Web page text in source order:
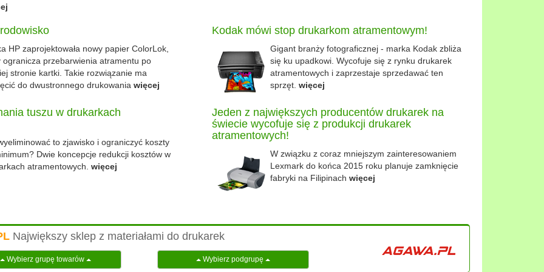
HP zaprojektowała nowy papier ColorLok,
ogranicza przebarwienia atramentu po
stronie kartki. Takie rozwiązanie ma
do dwustronnego drukowania więcej
Kodak mówi stop drukarkom atramentowym!
Gigant branży fotograficznej - marka Kodak zbliża
się ku upadkowi. Wycofuje się z rynku drukarek
atramentowych i zaprzestaje sprzedawać ten
sprzęt. więcej
tuszu w drukarkach
to zjawisko i ograniczyć koszty
Dwie koncepcje redukcji kosztów w
atramentowych. więcej
Jeden z największych producentów drukarek na
świecie wycofuje się z produkcji drukarek
atramentowych!
W związku z coraz mniejszym zainteresowaniem
Lexmark do końca 2015 roku planuje zamknięcie
fabryki na Filipinach więcej
Największy sklep z materiałami do drukarek
Wybierz grupę towarów Wybierz podgrupę